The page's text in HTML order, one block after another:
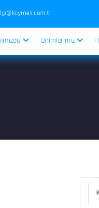
Birimlerimiz